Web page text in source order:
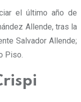
el último año de
Allende, tras la
Salvador Allende;
Piso.